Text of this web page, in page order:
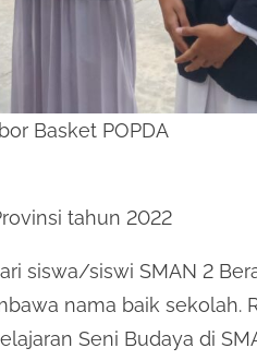
Basket POPDA
tahun 2022
siswa/siswi SMAN 2
nama baik sekolah.
Seni Budaya di